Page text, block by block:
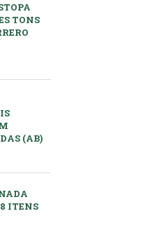
TONS
(AB)
ITENS